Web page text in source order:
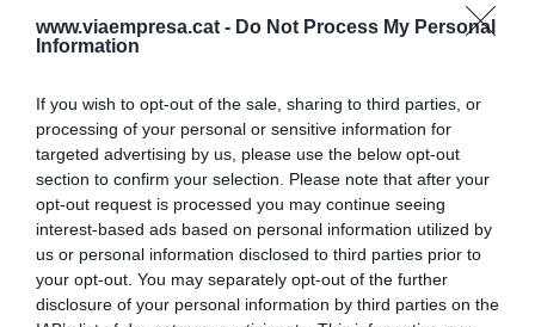
www.viaempresa.cat - Do Not Process My Personal
Information
If you wish to opt-out of the sale, sharing to third parties, or
processing of your personal or sensitive information for
targeted advertising by us, please use the below opt-out
section to confirm your selection. Please note that after your
opt-out request is processed you may continue seeing
interest-based ads based on personal information utilized by
us or personal information disclosed to third parties prior to
your opt-out. You may separately opt-out of the further
disclosure of your personal information by third parties on the
treballadors i treballadores.
AfegirVIA Empresacom a font preferida de
Google de forma gratuïta
Estigues informat amb les últimes notícies d'actualitat
ACTIVAR ARA